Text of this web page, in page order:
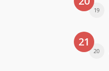
19
21
20